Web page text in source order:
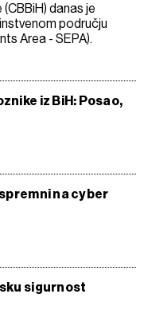
danas je
području
Area - SEPA).
iz BiH: Posao,
na cyber
sigurnost